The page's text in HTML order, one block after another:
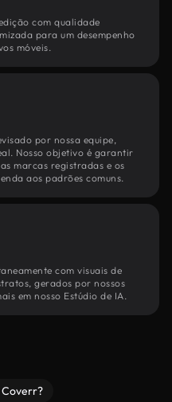
com qualidade
para um desempenho
móveis.
por nossa equipe,
Nosso objetivo é garantir
marcas registradas e os
aos padrões comuns.
com visuais de
gerados por nossos
em nosso Estúdio de IA.
Coverr?